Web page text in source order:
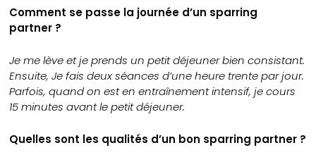
Comment se passe la journée d’un sparring
partner ?
Je me lève et je prends un petit déjeuner bien consistant.
Ensuite, Je fais deux séances d’une heure trente par jour.
Parfois, quand on est en entraînement intensif, je cours
15 minutes avant le petit déjeuner.
Quelles sont les qualités d’un bon sparring partner ?